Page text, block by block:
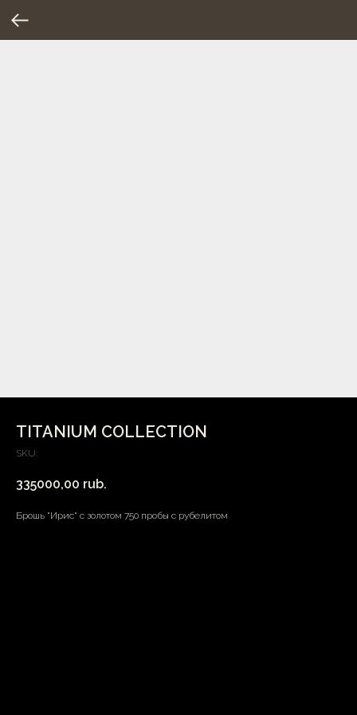
TITANIUM COLLECTION
SKU:
335000,00 rub.
Брошь "Ирис" с золотом 750 пробы с рубелитом